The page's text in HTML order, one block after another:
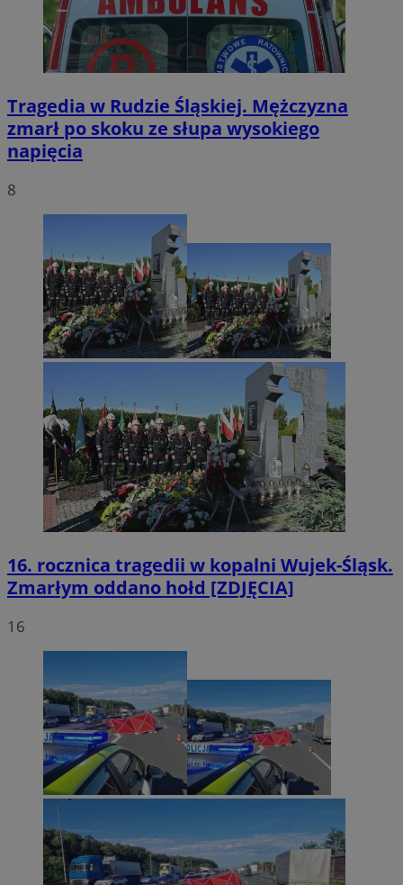
Tragedia w Rudzie Śląskiej. Mężczyzna
zmarł po skoku ze słupa wysokiego
napięcia
8
16. rocznica tragedii w kopalni Wujek-Śląsk.
Zmarłym oddano hołd [ZDJĘCIA]
16